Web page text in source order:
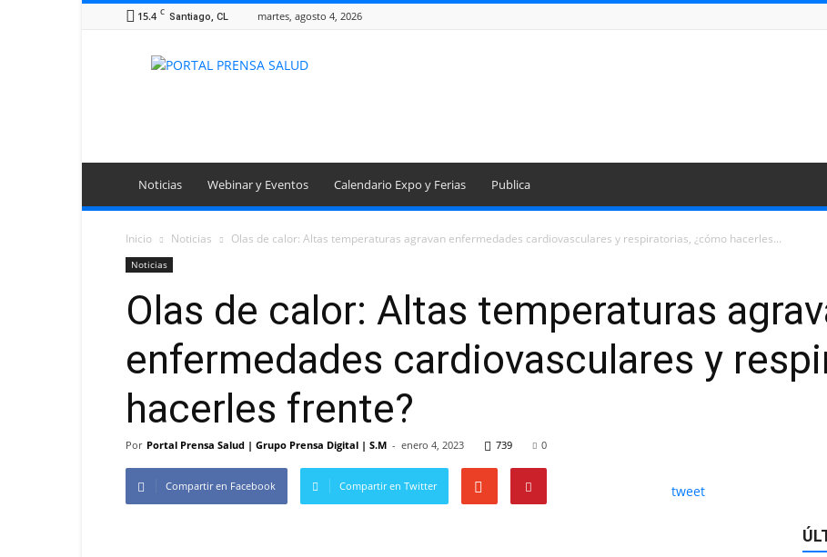
15.4 C Santiago, CL martes, agosto 4, 2026
Portal
Noticias Webinar y Eventos Calendario Expo y Ferias Publica
Inicio Noticias Olas de calor: Altas temperaturas agravan enfermedades cardiovasculares y respiratorias, ¿cómo hacerles...
Noticias
Olas de calor: Altas temperaturas
enfermedades cardiovasculares y
hacerles frente?
Por Portal Prensa Salud | Grupo Prensa Digital | S.M - enero 4, 2023 739 0
Compartir en Facebook Compartir en Twitter tweet